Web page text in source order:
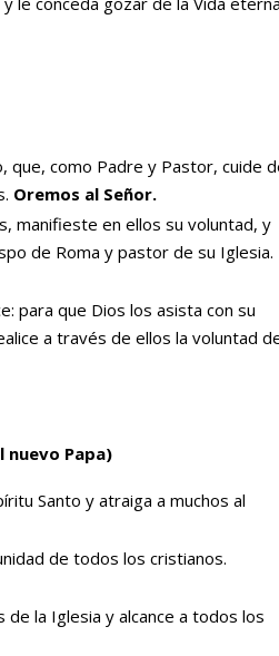
que, como Padre y Pastor, cuide
Oremos al Señor.
manifieste en ellos su voluntad, y
de Roma y pastor de su Iglesia.
para que Dios los asista con su
a través de ellos la voluntad
nuevo Papa)
Santo y atraiga a muchos al
de todos los cristianos.
la Iglesia y alcance a todos los